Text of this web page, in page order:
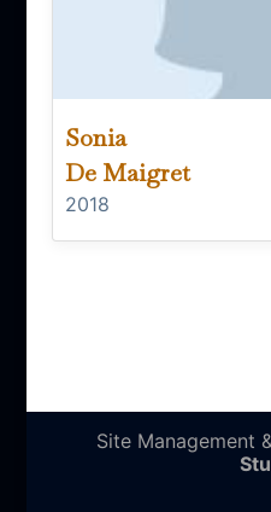
Sonia
De Maigret
2018
Site Management